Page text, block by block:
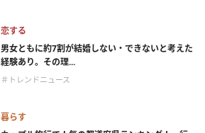
恋する
男女ともに約7割が結婚しない・できないと考えた
経験あり。その理...
＃トレンドニュース
暮らす